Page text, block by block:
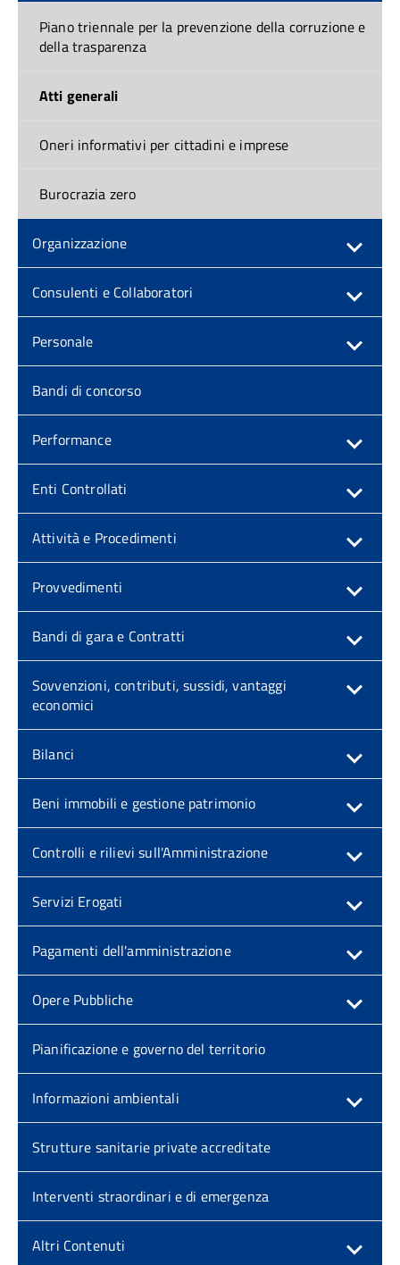
Piano triennale per la prevenzione della corruzione e
della trasparenza
Atti generali
Oneri informativi per cittadini e imprese
Burocrazia zero
Organizzazione
Consulenti e Collaboratori
Personale
Bandi di concorso
Performance
Enti Controllati
Attività e Procedimenti
Provvedimenti
Bandi di gara e Contratti
Sovvenzioni, contributi, sussidi, vantaggi
economici
Bilanci
Beni immobili e gestione patrimonio
Controlli e rilievi sull'Amministrazione
Servizi Erogati
Pagamenti dell'amministrazione
Opere Pubbliche
Pianificazione e governo del territorio
Informazioni ambientali
Strutture sanitarie private accreditate
Interventi straordinari e di emergenza
Altri Contenuti